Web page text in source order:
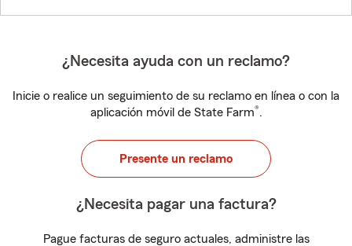
¿Necesita ayuda con un reclamo?
Inicie o realice un seguimiento de su reclamo en línea o con la
aplicación móvil de State Farm®.
Presente un reclamo
¿Necesita pagar una factura?
Pague facturas de seguro actuales, administre las